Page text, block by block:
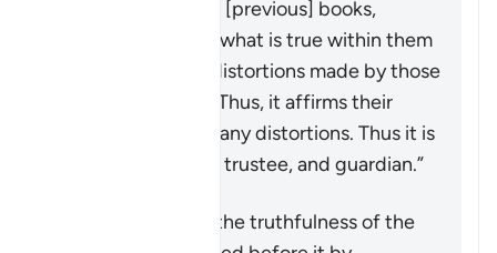
over the [previous] books,
bearing witness to what is true within them
and clarifying the distortions made by those
who altered them. Thus, it affirms their
truths and falsifies any distortions. Thus it is
witness, confirmer, trustee, and guardian.”
The Quran affirms the truthfulness of the